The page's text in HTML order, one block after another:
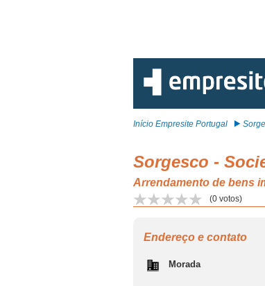
Início Empresite Portugal
Sorgesco -
Arrendamento de bens
(0 votos)
Endereço e contato
Morada